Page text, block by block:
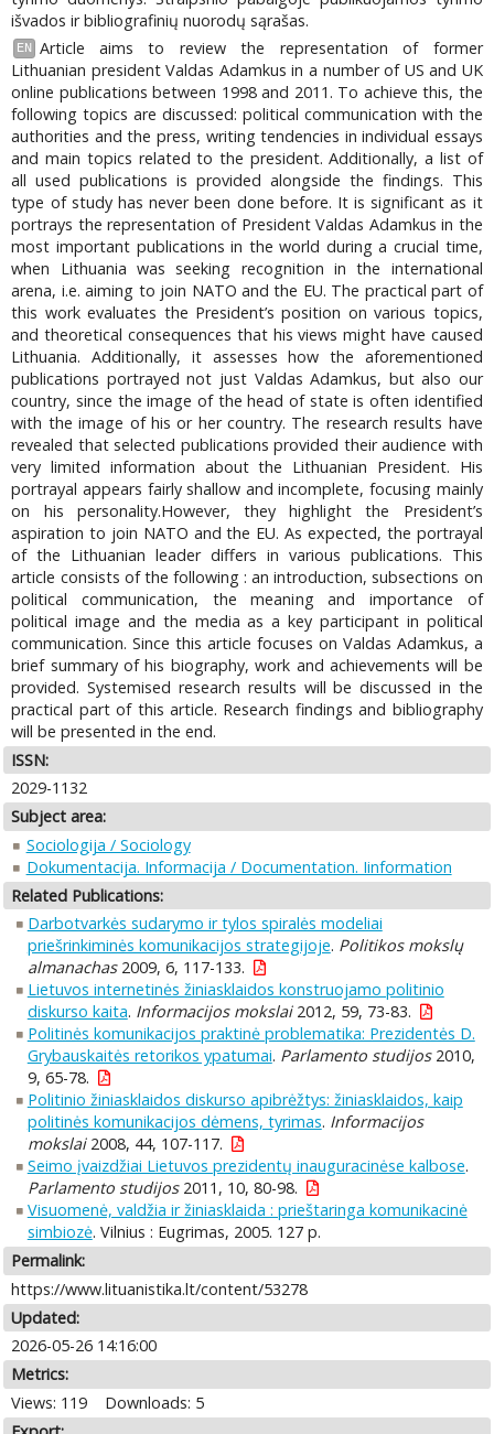
išvados ir bibliografinių nuorodų sąrašas.
EN
Article aims to review the representation of former
Lithuanian president Valdas Adamkus in a number of US and UK
online publications between 1998 and 2011. To achieve this, the
following topics are discussed: political communication with the
authorities and the press, writing tendencies in individual essays
and main topics related to the president. Additionally, a list of
all used publications is provided alongside the findings. This
type of study has never been done before. It is significant as it
portrays the representation of President Valdas Adamkus in the
most important publications in the world during a crucial time,
when Lithuania was seeking recognition in the international
arena, i.e. aiming to join NATO and the EU. The practical part of
this work evaluates the President’s position on various topics,
and theoretical consequences that his views might have caused
Lithuania. Additionally, it assesses how the aforementioned
publications portrayed not just Valdas Adamkus, but also our
country, since the image of the head of state is often identified
with the image of his or her country. The research results have
revealed that selected publications provided their audience with
very limited information about the Lithuanian President. His
portrayal appears fairly shallow and incomplete, focusing mainly
on his personality.However, they highlight the President’s
aspiration to join NATO and the EU. As expected, the portrayal
of the Lithuanian leader differs in various publications. This
article consists of the following : an introduction, subsections on
political communication, the meaning and importance of
political image and the media as a key participant in political
communication. Since this article focuses on Valdas Adamkus, a
brief summary of his biography, work and achievements will be
provided. Systemised research results will be discussed in the
practical part of this article. Research findings and bibliography
will be presented in the end.
ISSN:
2029-1132
Subject area:
Sociologija / Sociology
Dokumentacija. Informacija / Documentation. Iinformation
Related Publications:
Darbotvarkės sudarymo ir tylos spiralės modeliai
priešrinkiminės komunikacijos strategijoje. Politikos mokslų
almanachas2009, 6, 117-133.
Lietuvos internetinės žiniasklaidos konstruojamo politinio
diskurso kaita. Informacijos mokslai2012, 59, 73-83.
Politinės komunikacijos praktinė problematika: Prezidentės D.
Grybauskaitės retorikos ypatumai. Parlamento studijos2010,
9, 65-78.
Politinio žiniasklaidos diskurso apibrėžtys: žiniasklaidos, kaip
politinės komunikacijos dėmens, tyrimas. Informacijos
mokslai2008, 44, 107-117.
Seimo įvaizdžiai Lietuvos prezidentų inauguracinėse kalbose.
Parlamento studijos2011, 10, 80-98.
Visuomenė, valdžia ir žiniasklaida : prieštaringa komunikacinė
simbiozė. Vilnius : Eugrimas, 2005. 127 p.
Permalink:
https://www.lituanistika.lt/content/53278
Updated:
2026-05-26 14:16:00
Metrics:
Views: 119
Downloads: 5